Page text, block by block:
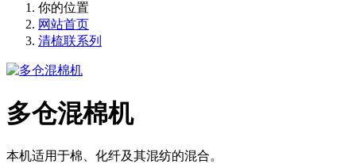
你的位置
网站首页
清梳联系列
多仓混棉机
本机适用于棉、化纤及其混纺的混合。